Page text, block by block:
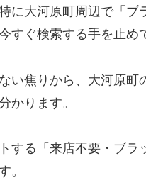
に大河原町周辺で「
すぐ検索する手を止め
い焦りから、大河原
かります。
する「来店不要・ブ
。